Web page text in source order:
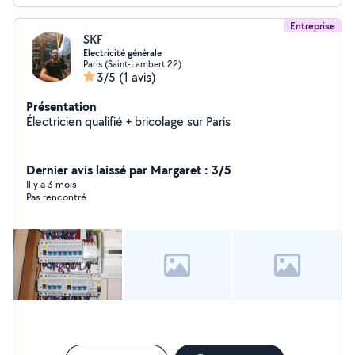
Entreprise
SKF
Électricité générale
Paris (Saint-Lambert 22)
3/5 (1 avis)
Présentation
Électricien qualifié + bricolage sur Paris
Dernier avis laissé par Margaret : 3/5
Il y a 3 mois
Pas rencontré